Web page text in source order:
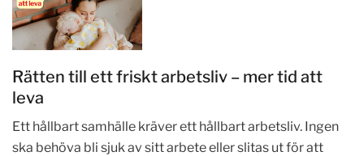
Rätten till ett friskt arbetsliv – mer tid att
leva
Ett hållbart samhälle kräver ett hållbart arbetsliv. Ingen
ska behöva bli sjuk av sitt arbete eller slitas ut för att